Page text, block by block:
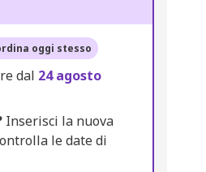
oggi stesso
dal 24 agosto
Inserisci la nuova
le date di